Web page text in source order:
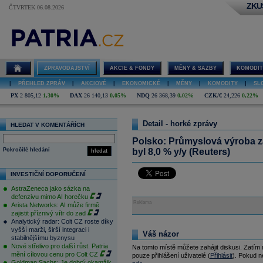
ČTVRTEK 06.08.2026
ZPRAVODAJSTVÍ AKCIE & FONDY MĚNY & SAZBY
PŘEHLED ZPRÁV AKCIOVÉ EKONOMICKÉ MĚNY KOMODITY
PX 2 805,12 1,30% DAX 26 140,13 0,05% NDQ 26 368,39 0,02% CZK/€ 24,226 0,22%
HLEDAT V KOMENTÁŘÍCH
hledat
Pokročilé hledání
INVESTIČNÍ DOPORUČENÍ
AstraZeneca jako sázka na
defenzivu mimo AI horečku
Arista Networks: AI může firmě
zajistit příznivý vítr do zad
Analytický radar: Colt CZ roste díky
vyšší marži, širší integraci i
stabilnějšímu byznysu
Nové střelivo pro další růst. Patria
mění cílovou cenu pro Colt CZ
Detail - horké zprávy
Polsko: Průmyslová výroba
byl 8,0 % y/y (Reuters)
Reklama
Váš názor
Na tomto místě můžete zahájit diskusi.
pouze přihlášení uživatelé (Přihlásit). Pokud